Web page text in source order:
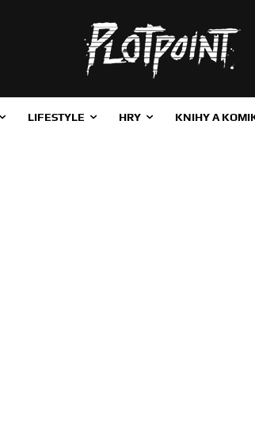
LIFESTYLE HRY KNIHY A